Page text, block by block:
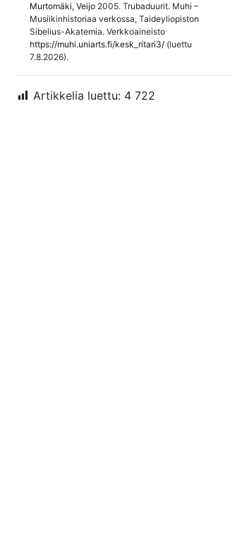
Murtomäki, Veijo 2005. Trubaduurit. Muhi –
Musiikinhistoriaa verkossa, Taideyliopiston
Sibelius-Akatemia. Verkkoaineisto
https://muhi.uniarts.fi/kesk_ritari3/ (luettu
7.8.2026).
Artikkelia luettu: 4 722